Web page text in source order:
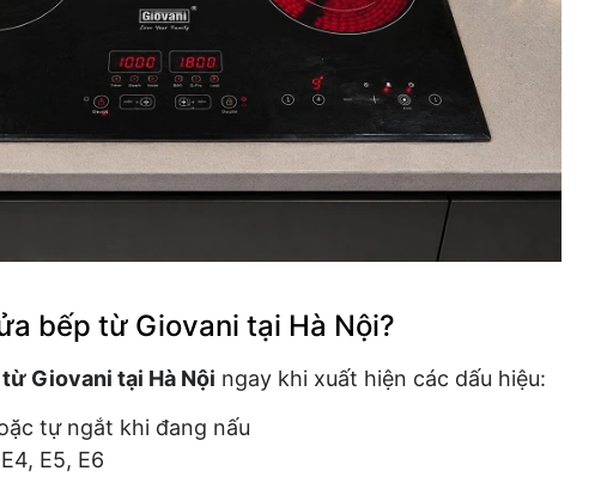
bếp từ Giovani tại Hà Nội?
Giovani tại Hà Nội ngay khi xuất hiện các dấu hiệu:
tự ngắt khi đang nấu
E5, E6